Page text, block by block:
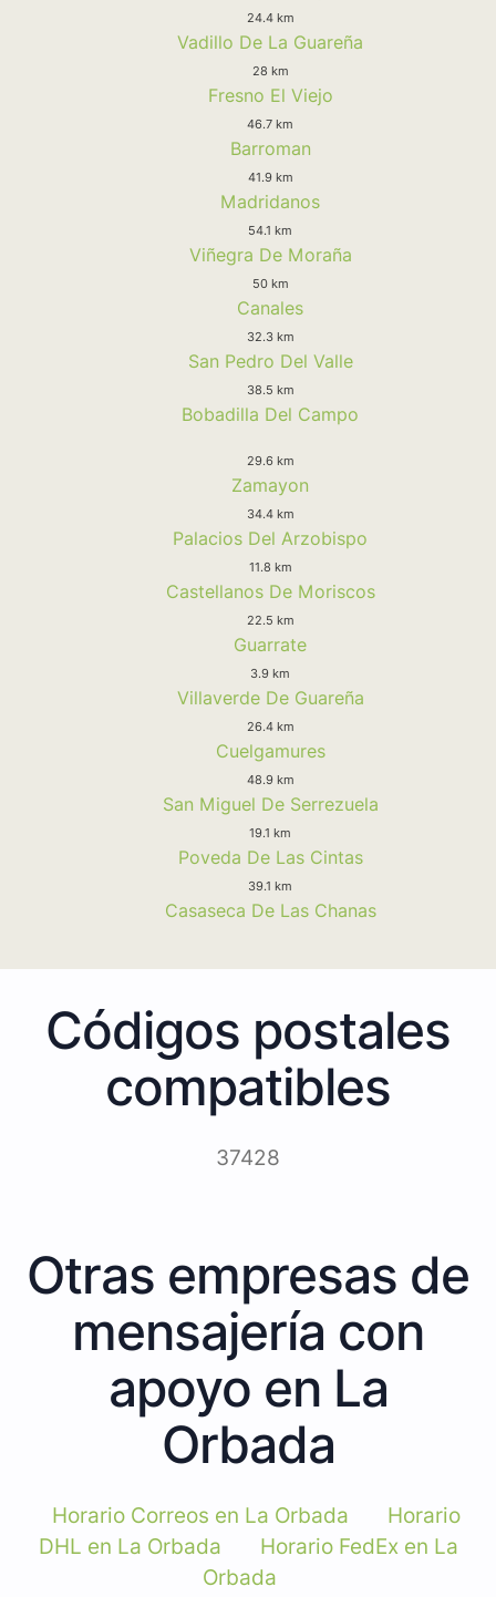
24.4 km
Vadillo De La Guareña
28 km
Fresno El Viejo
46.7 km
Barroman
41.9 km
Madridanos
54.1 km
Viñegra De Moraña
50 km
Canales
32.3 km
San Pedro Del Valle
38.5 km
Bobadilla Del Campo
29.6 km
Zamayon
34.4 km
Palacios Del Arzobispo
11.8 km
Castellanos De Moriscos
22.5 km
Guarrate
3.9 km
Villaverde De Guareña
26.4 km
Cuelgamures
48.9 km
San Miguel De Serrezuela
19.1 km
Poveda De Las Cintas
39.1 km
Casaseca De Las Chanas
Códigos postales
compatibles
37428
Otras empresas de
mensajería con
apoyo en La
Orbada
Horario Correos en La Orbada
Horario
DHL en La Orbada
Horario FedEx en La
Orbada